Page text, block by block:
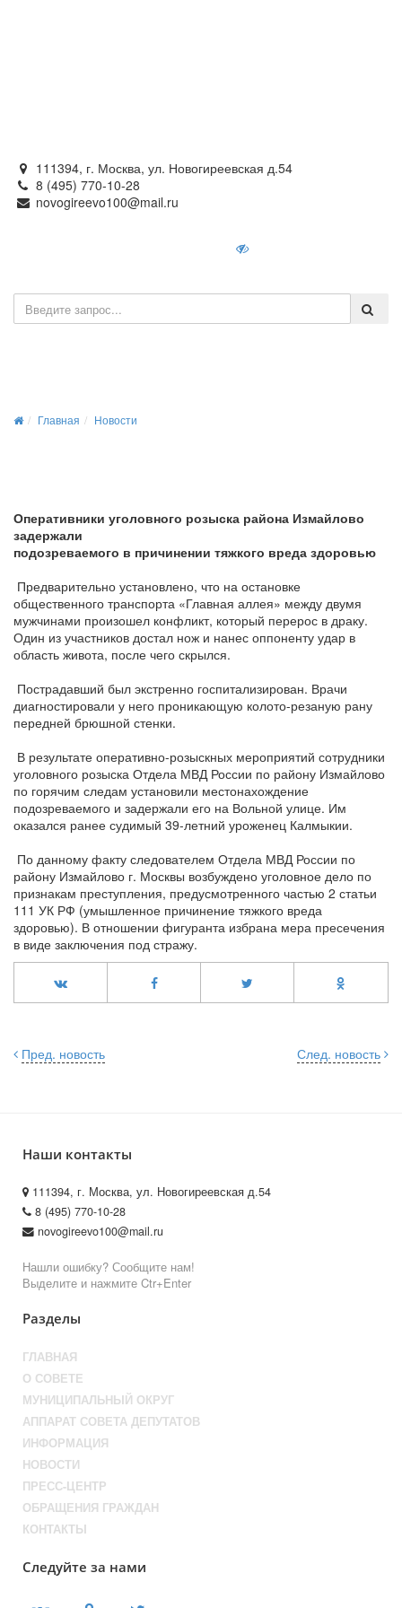
111394, г. Москва, ул. Новогиреевская д.54
8 (495) 770-10-28
novogireevo100@mail.ru
Главная Новости
Оперативники уголовного розыска района Измайлово
задержали
подозреваемого в причинении тяжкого вреда здоровью
Предварительно установлено, что на остановке
общественного транспорта «Главная аллея» между двумя
мужчинами произошел конфликт, который перерос в драку.
Один из участников достал нож и нанес оппоненту удар в
область живота, после чего скрылся.
Пострадавший был экстренно госпитализирован. Врачи
диагностировали у него проникающую колото-резаную рану
передней брюшной стенки.
В результате оперативно-розыскных мероприятий сотрудники
уголовного розыска Отдела МВД России по району Измайлово
по горячим следам установили местонахождение
подозреваемого и задержали его на Вольной улице. Им
оказался ранее судимый 39-летний уроженец Калмыкии.
По данному факту следователем Отдела МВД России по
району Измайлово г. Москвы возбуждено уголовное дело по
признакам преступления, предусмотренного частью 2 статьи
111 УК РФ (умышленное причинение тяжкого вреда
здоровью). В отношении фигуранта избрана мера пресечения
в виде заключения под стражу.
След. новость
Пред. новость
Наши контакты
111394, г. Москва, ул. Новогиреевская д.54
8 (495) 770-10-28
novogireevo100@mail.ru
Нашли ошибку? Сообщите нам!
Выделите и нажмите Ctr+Enter
Разделы
ГЛАВНАЯ
О СОВЕТЕ
МУНИЦИПАЛЬНЫЙ ОКРУГ
АППАРАТ СОВЕТА ДЕПУТАТОВ
ИНФОРМАЦИЯ
НОВОСТИ
ПРЕСС-ЦЕНТР
ОБРАЩЕНИЯ ГРАЖДАН
КОНТАКТЫ
Следуйте за нами